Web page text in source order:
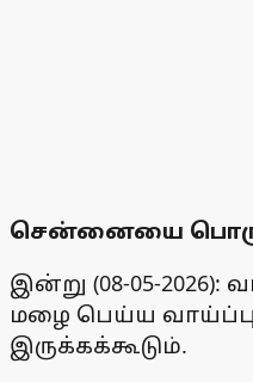
சென்னையை
இன்று (08-05-
மழை பெய்ய
இருக்கக்கூடும்.